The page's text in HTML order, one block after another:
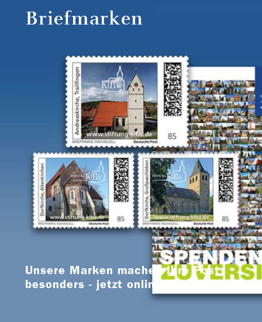
Briefmarken
Unsere Marken machen Ihre Post
besonders - jetzt online bestellen